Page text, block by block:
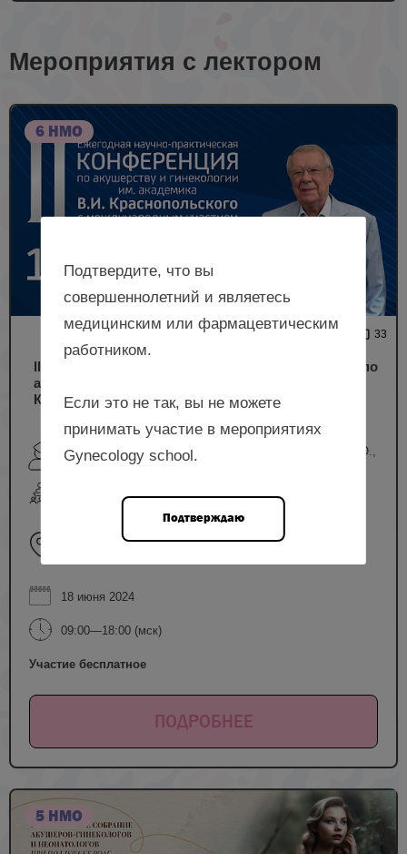
Мероприятия с лектором
6 НМО
33
II Ежегодная научно-практическая конференция по
акушерству и гинекологии им академика В.И.
Краснопольского с международным участием
Шмаков Р.Г., Андреева Е.Н., Шакая М.Н., Пушкарь Д.Ю.,
Прокопенко Е.И. и др.
очный формат
Slavyanskaya Hotel & Business Center. Зал
18 июня 2024
09:00—18:00 (мск)
Участие бесплатное
ПОДРОБНЕЕ
5 НМО
Подтвердите, что вы
совершеннолетний и являетесь
медицинским или фармацевтическим
работником.
Если это не так, вы не можете
принимать участие в мероприятиях
Gynecology school.
Подтверждаю